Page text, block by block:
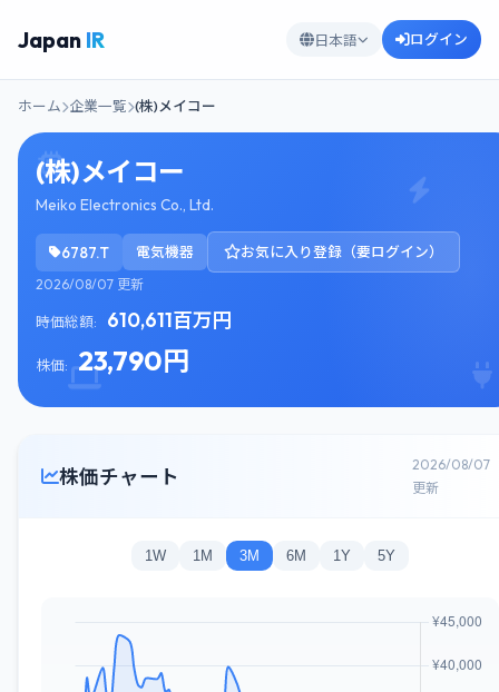
Japan IR 日本語 ログイン
ホーム 企業一覧 (株)メイコー
(株)メイコー
Meiko Electronics Co., Ltd.
6787.T 電気機器 お気に入り登録（要ログイン）
2026/08/07 更新
時価総額: 610,611百万円
株価: 23,790円
株価チャート
2026/08/07
更新
1W 1M 3M 6M 1Y 5Y